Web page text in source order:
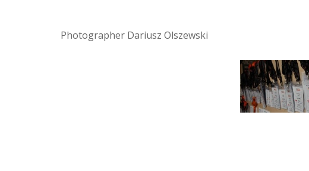
Photographer Dariusz Olszewski